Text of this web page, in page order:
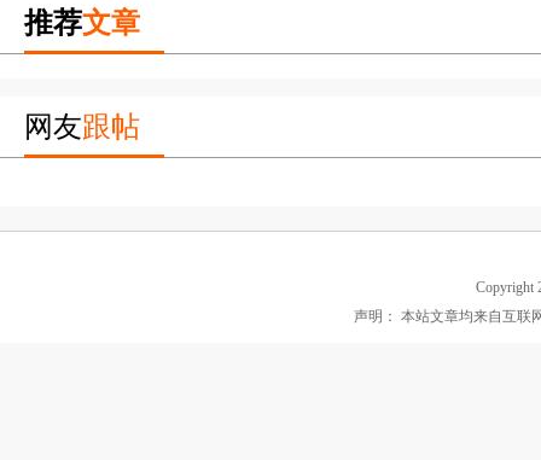
推荐文章
网友跟帖
Copyright
声明： 本站文章均来自互联